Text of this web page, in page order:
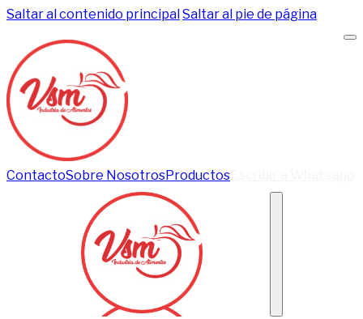
Saltar al contenido principalSaltar al pie de página
ContactoSobre NosotrosProductos